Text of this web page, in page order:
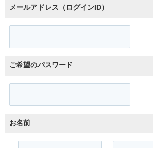
メールアドレス（ログインID）
ご希望のパスワード
お名前